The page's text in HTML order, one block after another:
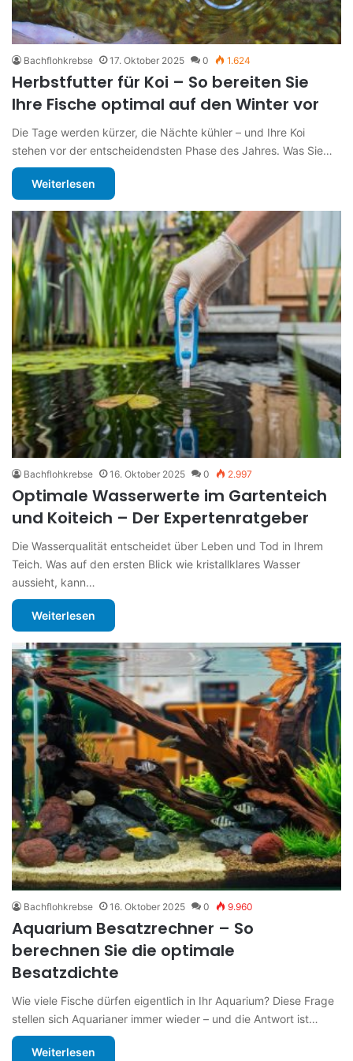
Bachflohkrebse 17. Oktober 2025 0 1.624
Herbstfutter für Koi – So bereiten Sie
Ihre Fische optimal auf den Winter vor
Die Tage werden kürzer, die Nächte kühler – und Ihre Koi
stehen vor der entscheidendsten Phase des Jahres. Was Sie…
Weiterlesen
Bachflohkrebse 16. Oktober 2025 0 2.997
Optimale Wasserwerte im Gartenteich
und Koiteich – Der Expertenratgeber
Die Wasserqualität entscheidet über Leben und Tod in Ihrem
Teich. Was auf den ersten Blick wie kristallklares Wasser
aussieht, kann…
Weiterlesen
Bachflohkrebse 16. Oktober 2025 0 9.960
Aquarium Besatzrechner – So
berechnen Sie die optimale
Besatzdichte
Wie viele Fische dürfen eigentlich in Ihr Aquarium? Diese Frage
stellen sich Aquarianer immer wieder – und die Antwort ist…
Weiterlesen